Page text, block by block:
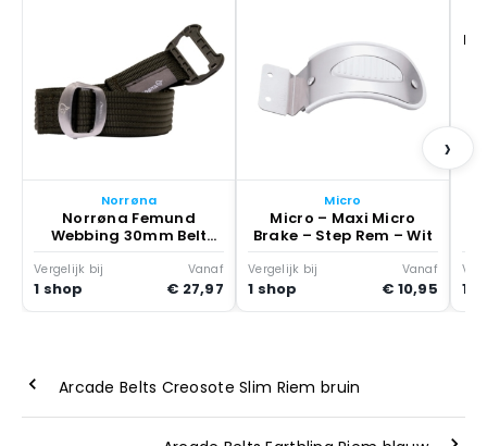
Norrøna
Norrøna Femund
Webbing 30mm Belt
Riem Zwart
Vergelijk bij
1 shop
Vanaf
€ 27,97
Micro
Micro – Maxi Micro
Brake – Step Rem – Wit
Vergelijk bij
1 shop
Vanaf
€ 10,95 1
›
Arcade Belts Creosote Slim Riem bruin